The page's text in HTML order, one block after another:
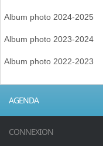
Album photo 2024-2025
Album photo 2023-2024
Album photo 2022-2023
AGENDA
CONNEXION